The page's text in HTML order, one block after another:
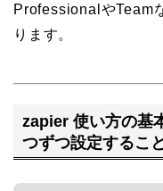
ProfessionalやTeam
ります。
zapier 使い方の基
つずつ設定すること